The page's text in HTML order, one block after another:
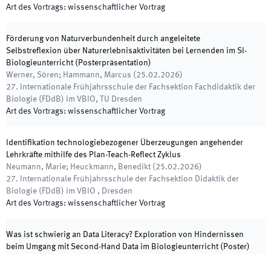
Art des Vortrags: wissenschaftlicher Vortrag
Förderung von Naturverbundenheit durch angeleitete
Selbstreflexion über Naturerlebnisaktivitäten bei Lernenden im SI-
Biologieunterricht (Posterpräsentation)
Werner, Sören; Hammann, Marcus ( 25.02.2026)
27. Internationale Frühjahrsschule der Fachsektion Fachdidaktik der
Biologie (FDdB) im VBIO,
TU Dresden
Art des Vortrags: wissenschaftlicher Vortrag
Identifikation technologiebezogener Überzeugungen angehender
Lehrkräfte mithilfe des Plan-Teach-Reflect Zyklus
Neumann, Marie; Heuckmann, Benedikt ( 25.02.2026)
27. Internationale Frühjahrsschule der Fachsektion Didaktik der
Biologie (FDdB) im VBIO , Dresden
Art des Vortrags: wissenschaftlicher Vortrag
Was ist schwierig an Data Literacy? Exploration von Hindernissen
beim Umgang mit Second-Hand Data im Biologieunterricht (Poster)